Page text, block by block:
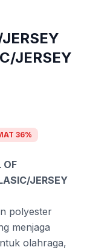
JERSEY
36%
OF
JERSEY
polyester
menjaga
olahraga,